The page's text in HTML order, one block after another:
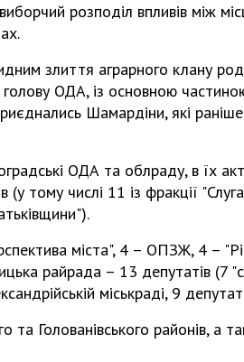
розподіл впливів між
злиття аграрного клану
ОДА, із основною
Шамардіни, які
ОДА та облраду, в їх
тому числі 11 із фракції
міста", 4 – ОПЗЖ, 4 –
райрада – 13 депутатів (7
міськраді, 9
та Голованівського районів, а